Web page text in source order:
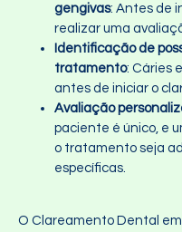
gengivas: Antes de
realizar uma
Identificação de
tratamento: Cáries
antes de iniciar o
Avaliação
paciente é único, e
o tratamento seja
específicas.
O Clareamento Dental em